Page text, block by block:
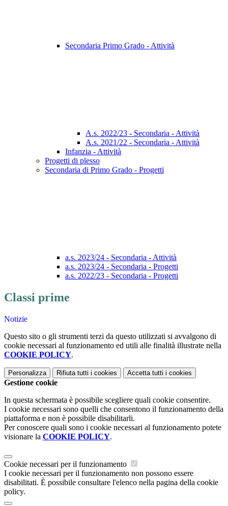
Secondaria Primo Grado - Attività
A.s. 2022/23 - Secondaria - Attività
A.s. 2021/22 - Secondaria - Attività
Infanzia - Attività
Progetti di plesso
Secondaria di Primo Grado - Progetti
a.s. 2023/24 - Secondaria - Attività
a.s. 2023/24 - Secondaria - Progetti
a.s. 2022/23 - Secondaria - Progetti
Classi prime
Notizie
Questo sito o gli strumenti terzi da questo utilizzati si avvalgono di
cookie necessari al funzionamento ed utili alle finalità illustrate nella
COOKIE POLICY.
Personalizza Rifiuta tutti i cookies Accetta tutti i cookies
Gestione cookie
In questa schermata è possibile scegliere quali cookie consentire.
I cookie necessari sono quelli che consentono il funzionamento della
piattaforma e non è possibile disabilitarli.
Per conoscere quali sono i cookie necessari al funzionamento potete
visionare la COOKIE POLICY.
Cookie necessari per il funzionamento
I cookie necessari per il funzionamento non possono essere
disabilitati. È possibile consultare l'elenco nella pagina della cookie
policy.